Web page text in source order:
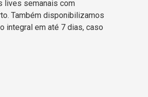
lives semanais com
Também disponibilizamos
integral em até 7 dias, caso